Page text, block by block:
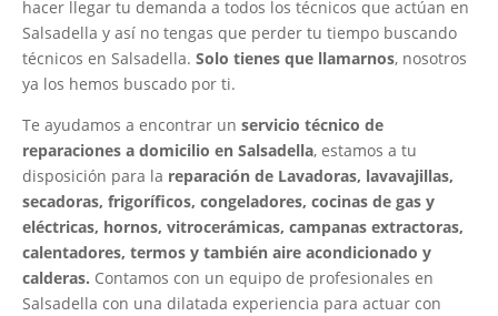
hacer llegar tu demanda a todos los técnicos que actúan en
Salsadella y así no tengas que perder tu tiempo buscando
técnicos en Salsadella. Solo tienes que llamarnos, nosotros
ya los hemos buscado por ti.
Te ayudamos a encontrar un servicio técnico de
reparaciones a domicilio en Salsadella, estamos a tu
disposición para la reparación de Lavadoras, lavavajillas,
secadoras, frigoríficos, congeladores, cocinas de gas y
eléctricas, hornos, vitrocerámicas, campanas extractoras,
calentadores, termos y también aire acondicionado y
calderas. Contamos con un equipo de profesionales en
Salsadella con una dilatada experiencia para actuar con